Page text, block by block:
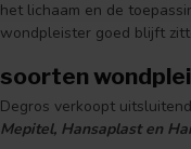
het lichaam en de
wondpleister goed blijft
soorten
Degros verkoopt
Mepitel, Hansaplast en